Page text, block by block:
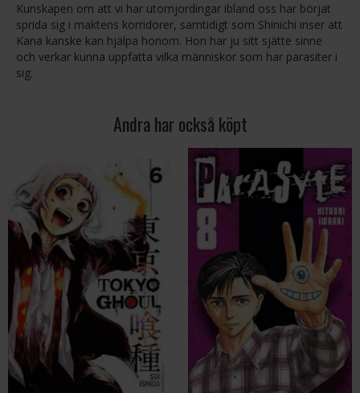
Kunskapen om att vi har utomjordingar ibland oss har börjat
sprida sig i maktens korridorer, samtidigt som Shinichi inser att
Kana kanske kan hjälpa honom. Hon har ju sitt sjätte sinne
och verkar kunna uppfatta vilka människor som har parasiter i
sig.
Andra har också köpt